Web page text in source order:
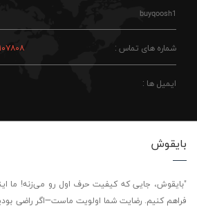
buyqoosh1
شماره های تماس :
ایمیل ها :
بایقوش
"بایقوش، جایی که کیفیت حرف اول رو می‌زنه! ما
فراهم کنیم. رضایت شما اولویت ماست—اگر راضی